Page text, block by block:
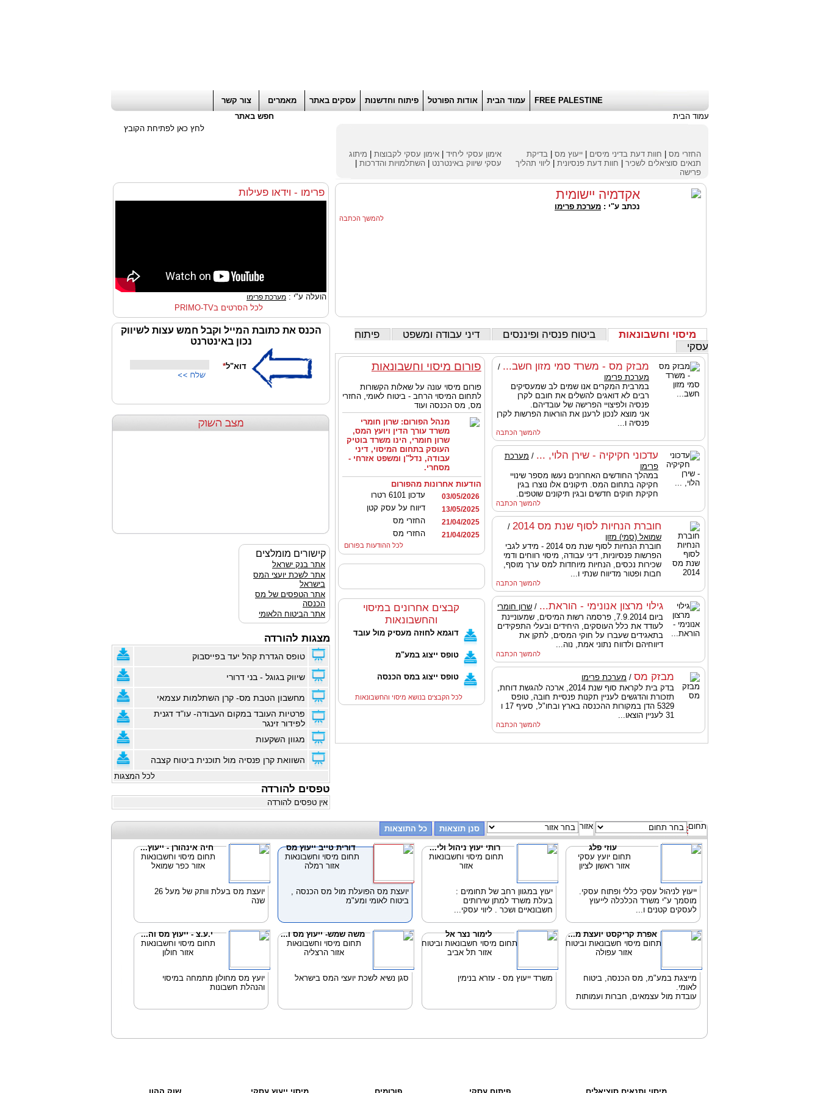
FREE PALESTINE עמוד הבית אודות הפורטל פיתוח וחדשנות עסקים באתר מאמרים
צור קשר
עמוד הבית
חפש באתר
החזרי מס חוות דעת בדיני מיסים ייעוץ מס
בדיקת
תנאים סוציאלים לשכיר
חוות דעת פנסיונית
ליווי תהליך
פרישה
אימון עסקי ליחיד אימון עסקי לקבוצות
מיתוג
עסקי שיווק באינטרנט השתלמויות והדרכות
לחץ כאן לפתיחת הקובץ
אקדמיה יישומית
נכתב ע"י : מערכת פרימו
להמשך הכתבה
פרימו - וידאו פעילות
הועלה ע"י : מערכת פרימו
לכל הסרטים בPRIMO-TV
מיסוי וחשבונאות ביטוח פנסיה ופיננסים דיני עבודה ומשפט
פיתוח
עסקי
מבזק מס - משרד סמי מזון חשב... /
מערכת פרימו
במרבית המקרים אנו שמים לב שמעסיקים
רבים לא דואגים להשלים את חובם לקרן
פנסיה ולפיצויי הפרישה של עובדיהם.
אני מוצא לנכון לרענן את הוראות הפרשות לקרן
פנסיה ו...
להמשך הכתבה
עדכוני חקיקיה - שירן הלוי, ... / מערכת
פרימו
במהלך החודשים האחרונים נעשו מספר שינויי
חקיקה בתחום המס. תיקונים אלו נוצרו בגין
חקיקת חוקים חדשים ובגין תיקונים שוטפים.
להמשך הכתבה
חוברת הנחיות לסוף שנת מס 2014
/
שמואל (סמי) מזון
חוברת הנחיות לסוף שנת מס 2014 - מידע לגבי
הפרשות פנסיוניות, דיני עבודה, מיסוי רווחים ודמי
שכירות נכסים, הנחיות מיוחדות למס ערך מוסף,
חבות ופטור מדיווח שנתי ו...
להמשך הכתבה
גילוי מרצון אנונימי - הוראת... / שרון חומרי
ביום 7.9.2014, פרסמה רשות המיסים, שמעוניינת
לעודד את כלל העוסקים, היחידים ובעלי התפקידים
בתאגידים שעברו על חוקי המסים, לתקן את
דיווחיהם ולדווח נתוני אמת, נוה...
להמשך הכתבה
מבזק מס / מערכת פרימו
בדק בית לקראת סוף שנת 2014, ארכה להגשת דוחת,
תזכורת והדגשים לעניין תקנות פנסיית חובה, טופס
5329 הדן במקורות ההכנסה בארץ ובחו"ל, סעיף 17 ו
31 לעניין הוצאו...
להמשך הכתבה
פורום מיסוי וחשבונאות
פורום מיסוי עונה על שאלות הקשורות
לתחום המיסוי הרחב - ביטוח לאומי, החזרי
מס, מס הכנסה ועוד
מנהל הפורום:שרון חומרי
משרד עורך הדין ויועץ המס,
שרון חומרי, הינו משרד בוטיק
העוסק בתחום המיסוי, דיני
עבודה, נדל"ן ומשפט אזרחי -
מסחרי.
הודעות אחרונות מהפורום
03/05/2026 עדכון 6101 רטרו
13/05/2025 דיווח על עסק קטן
21/04/2025 החזרי מס
21/04/2025 החזרי מס
לכל ההודעות בפורום
קבצים אחרונים במיסוי
והחשבונאות
דוגמא לחוזה מעסיק מול עובד
טופס ייצוג במע"מ
טופס ייצוג במס הכנסה
לכל הקבצים בנושא מיסוי והחשבונאות
הכנס את כתובת המייל וקבל חמש עצות לשיווק
נכון באינטרנט
קישורים מומלצים
אתר בנק ישראל
אתר לשכת יועצי המס
בישראל
אתר הטפסים של מס
הכנסה
אתר הביטוח הלאומי
מצגות להורדה
טופס הגדרת קהל יעד בפייסבוק
שיווק בגוגל - בני דרורי
מחשבון הטבת מס- קרן השתלמות עצמאי
פרטיות העובד במקום העבודה- עו"ד דגנית
לפידור זינגר
מגוון השקעות
השוואת קרן פנסיה מול תוכנית ביטוח קצבה
לכל המצגות
טפסים להורדה
אין טפסים להורדה
תחום אזור
עוזי פלג
תחום יועץ עסקי
אזור ראשון לציון
ייעוץ לניהול עסקי כללי ופתוח עסקי.
מוסמך ע"י משרד הכלכלה לייעוץ
לעסקים קטנים ו...
רותי יעוץ ניהול ולי...
תחום מיסוי וחשבונאות
אזור
יעוץ במגוון רחב של תחומים :
בעלת משרד למתן שירותים
חשבונאיים ושכר . ליווי עסקי...
דורית טייב ייעוץ מס
תחום מיסוי וחשבונאות
אזור רמלה
יועצת מס הפועלת מול מס הכנסה ,
ביטוח לאומי ומע"מ
חיה אינהורן - ייעוץ...
תחום מיסוי וחשבונאות
אזור כפר שמואל
יועצת מס בעלת וותק של מעל 26
שנה
אפרת קריקסט יועצת מ...
תחום מיסוי חשבונאות וביטוח
אזור עפולה
מייצגת במע"מ, מס הכנסה, ביטוח
לאומי.
עובדת מול עצמאים, חברות ועמותות
לימור נצר אל
תחום מיסוי חשבונאות וביטוח
אזור תל אביב
משרד ייעוץ מס - עזרא בנימין
משה שמש- ייעוץ מס ו...
תחום מיסוי וחשבונאות
אזור הרצליה
סגן נשיא לשכת יועצי המס בישראל
י.ע.צ - ייעוץ מס וה...
תחום מיסוי וחשבונאות
אזור חולון
יועץ מס מחולון מתמחה במיסוי
והנהלת חשבונות